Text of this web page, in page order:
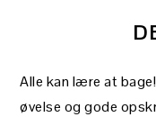
Alle kan lære at
øvelse og gode